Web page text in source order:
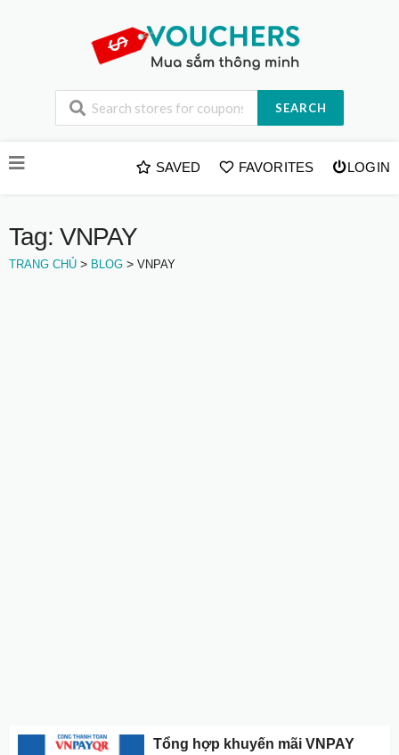
SEARCH
to
SAVED FAVORITES LOGIN
Tag: VNPAY
TRANG CHỦ > BLOG > VNPAY
Tổng hợp khuyến mãi VNPAY